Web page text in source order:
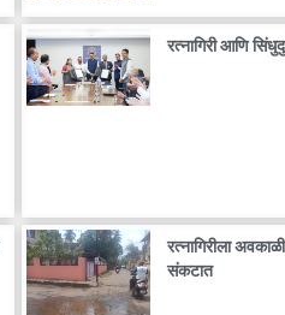
रत्नागिरी आणि
रत्नागिरीला
संकटात